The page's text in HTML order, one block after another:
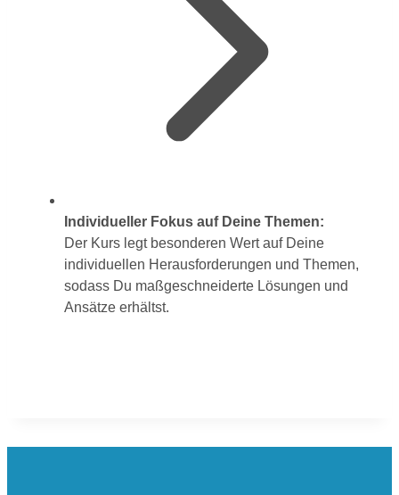
Individueller Fokus auf Deine Themen:
Der Kurs legt besonderen Wert auf Deine
individuellen Herausforderungen und Themen,
sodass Du maßgeschneiderte Lösungen und
Ansätze erhältst.